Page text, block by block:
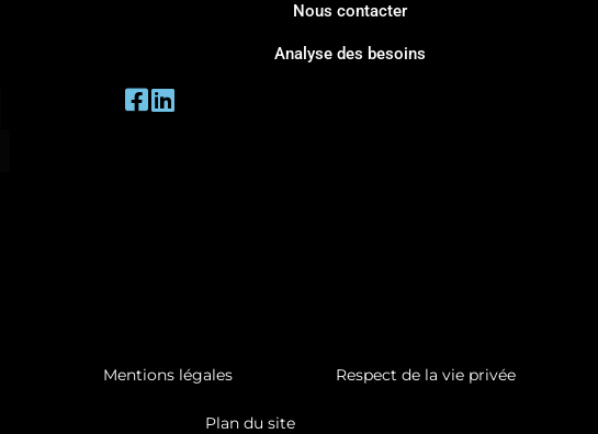
Nous contacter
Analyse des besoins
Mentions légales Respect de la vie privée
Plan du site